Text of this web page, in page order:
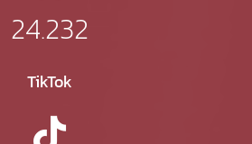
24.232
TikTok